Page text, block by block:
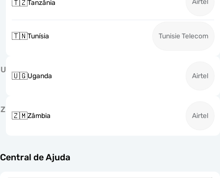
🇹🇿Tanzânia Airtel
🇹🇳Tunísia Tunisie Telecom
U
🇺🇬Uganda Airtel
Z
🇿🇲Zâmbia Airtel
Central de Ajuda